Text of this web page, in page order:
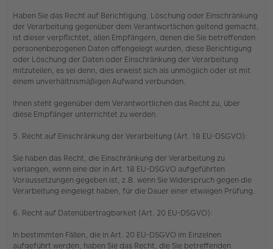
Haben Sie das Recht auf Berichtigung, Löschung oder Einschränkung
der Verarbeitung gegenüber dem Verantwortlichen geltend gemacht,
ist dieser verpflichtet, allen Empfängern, denen die Sie betreffenden
personenbezogenen Daten offengelegt wurden, diese Berichtigung
oder Löschung der Daten oder Einschränkung der Verarbeitung
mitzuteilen, es sei denn, dies erweist sich als unmöglich oder ist mit
einem unverhältnismäßigen Aufwand verbunden.
Ihnen steht gegenüber dem Verantwortlichen das Recht zu, über
diese Empfänger unterrichtet zu werden.
5. Recht auf Einschränkung der Verarbeitung (Art. 18 EU-DSGVO):
Sie haben das Recht, die Einschränkung der Verarbeitung zu
verlangen, wenn eine der in Art. 18 EU-DSGVO aufgeführten
Voraussetzungen gegeben ist, z.B. wenn Sie Widerspruch gegen die
Verarbeitung eingelegt haben, für die Dauer einer etwaigen Prüfung.
6. Recht auf Datenübertragbarkeit (Art. 20 EU-DSGVO):
In bestimmten Fällen, die in Art. 20 EU-DSGVO im Einzelnen
aufgeführt werden, haben Sie das Recht, die Sie betreffenden